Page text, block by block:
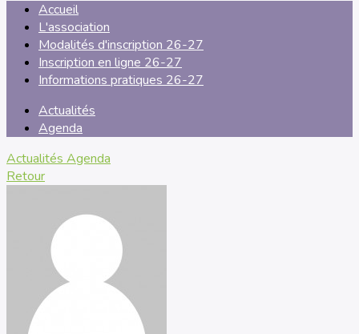
Accueil
L'association
Modalités d'inscription 26-27
Inscription en ligne 26-27
Informations pratiques 26-27
Actualités
Agenda
Actualités Agenda
Retour